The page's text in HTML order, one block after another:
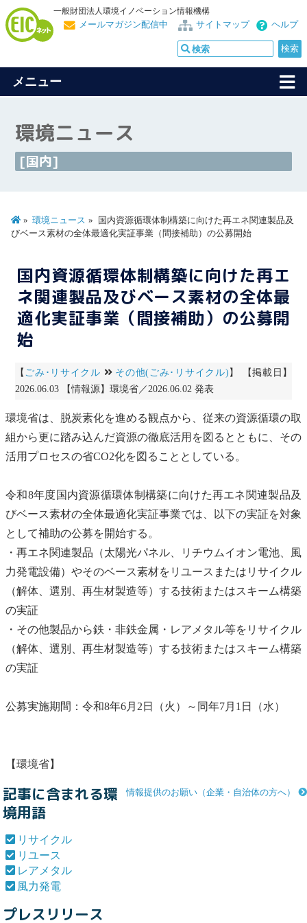
一般財団法人環境イノベーション情報機構
ヘルプ
サイトマップ
メールマガジン配信中
メニュー
環境ニュース
[国内]
環境ニュース
国内資源循環体制構築に向けた再エネ関連製品及
びベース素材の全体最適化実証事業（間接補助）の公募開始
国内資源循環体制構築に向けた再エ
ネ関連製品及びベース素材の全体最
適化実証事業（間接補助）の公募開
始
【 ごみ･リサイクル その他(ごみ･リサイクル) 】 【掲載日】
2026.06.03 【情報源】環境省／2026.06.02 発表
環境省は、脱炭素化を進める観点から、従来の資源循環の取
組から更に踏み込んだ資源の徹底活用を図るとともに、その
活用プロセスの省CO2化を図ることとしている。
令和8年度国内資源循環体制構築に向けた再エネ関連製品及
びベース素材の全体最適化実証事業では、以下の実証を対象
として補助の公募を開始する。
・再エネ関連製品（太陽光パネル、リチウムイオン電池、
風
力発電設備）やそのベース素材を リユース または リサイクル
（解体、選別、再生材製造等）する技術またはスキーム構築
の実証
・その他製品から鉄・非鉄金属・ レアメタル等を リサイクル
（解体、選別、再生材製造等）する技術またはスキーム構築
の実証
公募実施期間：令和8年6月2日（火）～同年7月1日（水）
【環境省】
情報提供のお願い（企業・自治体の方へ）
記事に含まれる環
境用語
リサイクル
リユース
レアメタル
風力発電
プレスリリース